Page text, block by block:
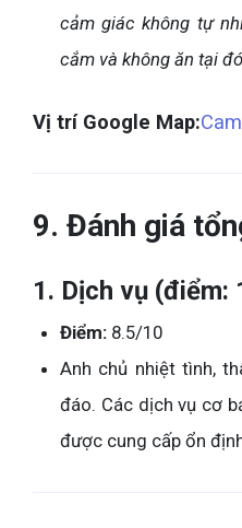
cảm giác không tự
cắm và không ăn tại
Vị trí Google Map:
9. Đánh giá
1. Dịch vụ (điểm:
Điểm: 8.5/10
Anh chủ nhiệt tình,
đáo. Các dịch vụ cơ
được cung cấp ổn